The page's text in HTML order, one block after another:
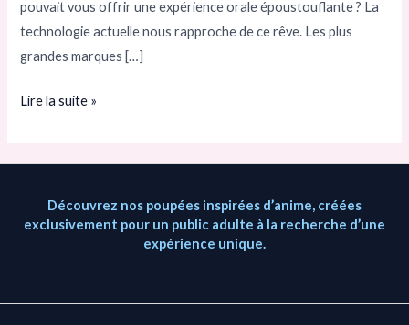
pouvait vous offrir une expérience orale époustouflante ? La
technologie actuelle nous rapproche de ce rêve. Les plus
grandes marques […]
ce
que
votre
d’anime
Lire la suite »
Découvrez nos poupées inspirées d’anime, créées
exclusivement pour un public adulte à la recherche d’une
expérience unique.